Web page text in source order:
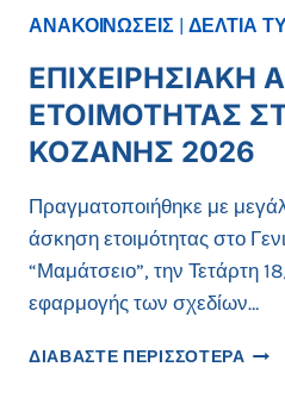
ΑΝΑΚΟΙΝΩΣΕΙΣ| ΔΕΛΤΙΑ
ΕΠΙΧΕΙΡΗΣΙΑΚΗ
ΕΤΟΙΜΟΤΗΤΑΣ
ΚΟΖΑΝΗΣ 2026
Πραγματοποιήθηκε με
άσκηση ετοιμότητας στο
“Μαμάτσειο”, την Τετάρτη
εφαρμογής των σχεδίων…
ΔΙΑΒΑΣΤΕ ΠΕΡΙΣΣΟΤΕΡΑ